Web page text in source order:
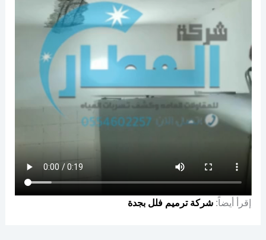
إقرأ أيضاً: شركة ترميم فلل بجدة